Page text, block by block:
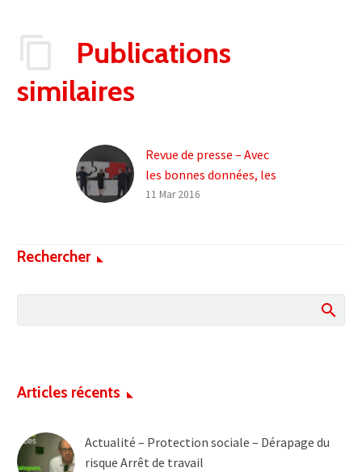
Publications
similaires
Revue de presse – Avec
les bonnes données, les
branches peuvent
l’article par Grégoire
de…
11 Mar 2016
Rechercher
Articles récents
Actualité – Protection sociale – Dérapage du
risque Arrêt de travail